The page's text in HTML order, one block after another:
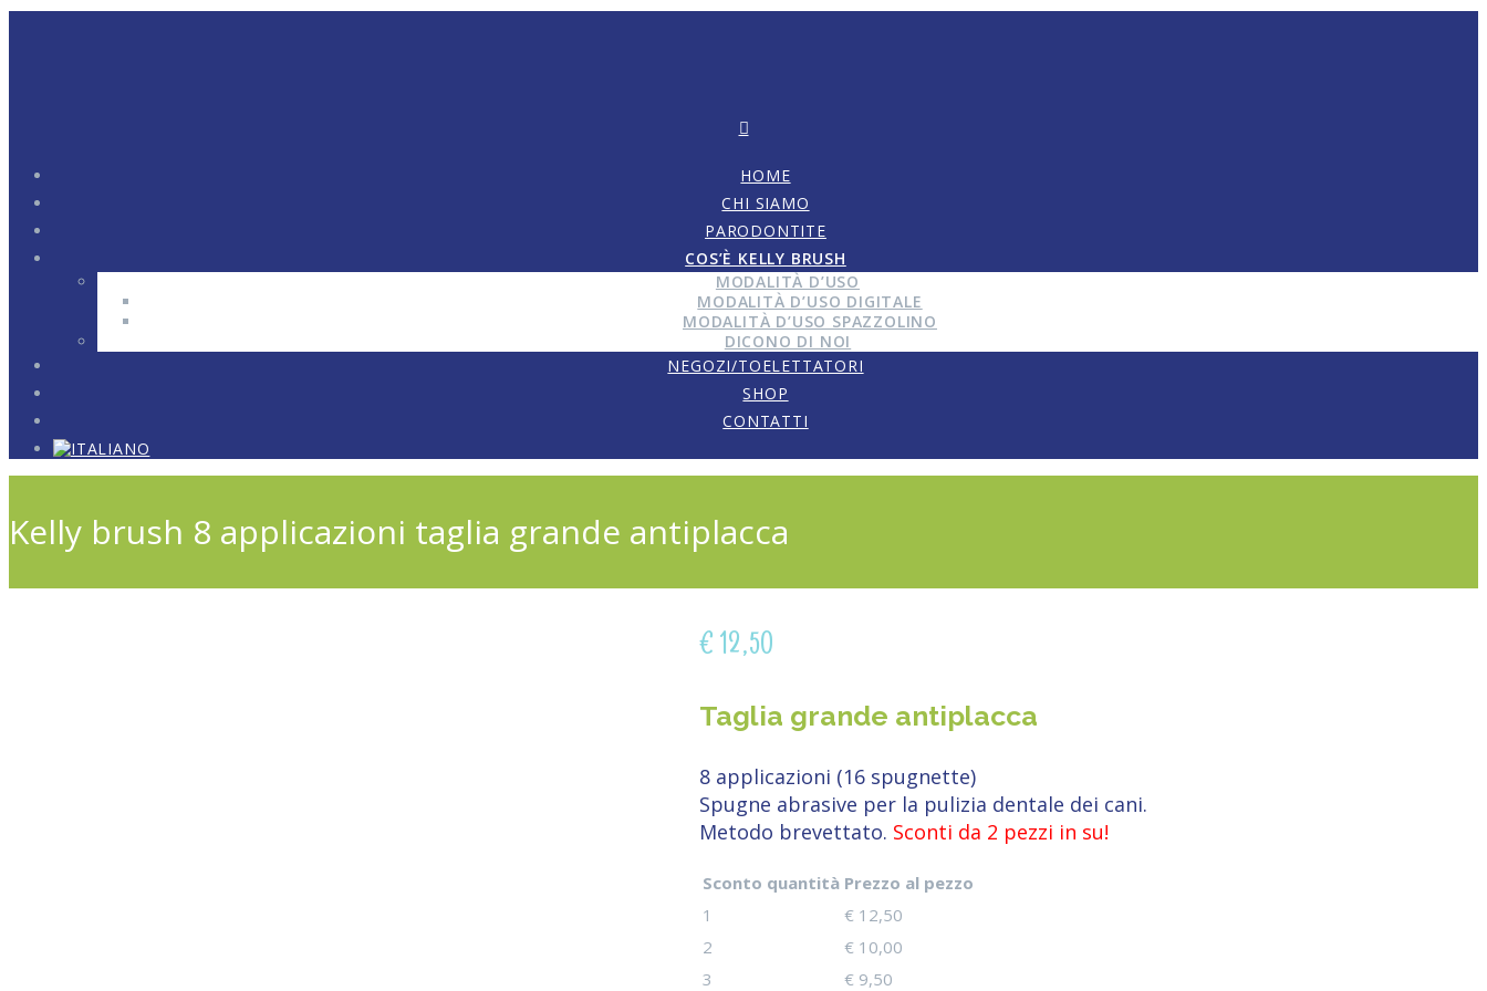
HOME
CHI SIAMO
PARODONTITE
COS’È KELLY BRUSH
MODALITÀ D’USO
MODALITÀ D’USO DIGITALE
MODALITÀ D’USO SPAZZOLINO
DICONO DI NOI
NEGOZI/TOELETTATORI
SHOP
CONTATTI
Kelly brush 8 applicazioni taglia grande antiplacca
€12,50
Taglia grande antiplacca
8 applicazioni (16 spugnette)
Spugne abrasive per la pulizia dentale dei cani.
Metodo brevettato. Sconti da 2 pezzi in su!
Sconto quantità Prezzo al pezzo
1
€ 12,50
2
€ 10,00
3
€ 9,50